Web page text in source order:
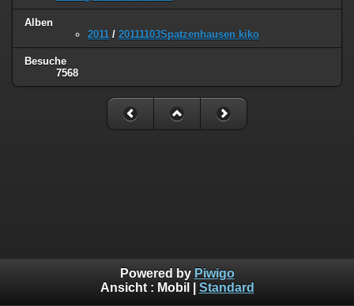
Alben
2011 / 20111103Spatzenhausen kiko
Besuche
7568
Powered by Piwigo
Ansicht : Mobil Standard